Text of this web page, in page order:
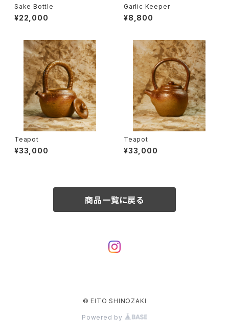
Sake Bottle
¥22,000
Garlic Keeper
¥8,800
Teapot
¥33,000
Teapot
¥33,000
商品一覧に戻る
© EITO SHINOZAKI
Powered by